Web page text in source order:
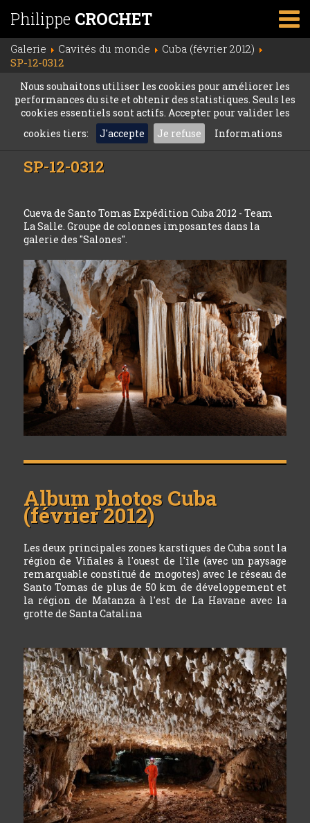
Philippe CROCHET
Galerie Cavités du monde
Cuba (février 2012)
SP-12-0312
Nous souhaitons utiliser les cookies pour améliorer les
performances du site et obtenir des statistiques. Seuls les
cookies essentiels sont actifs. Accepter pour valider les
cookies tiers:
J'accepte Je refuse Informations
SP-12-0312
Cueva de Santo Tomas Expédition Cuba 2012 - Team
La Salle. Groupe de colonnes imposantes dans la
galerie des "Salones".
Album photos Cuba
(février 2012)
Les deux principales zones karstiques de Cuba sont la
région de Viñales à l'ouest de l'île (avec un paysage
remarquable constitué de mogotes) avec le réseau de
Santo Tomas de plus de 50 km de développement et
la région de Matanza à l'est de La Havane avec la
grotte de Santa Catalina